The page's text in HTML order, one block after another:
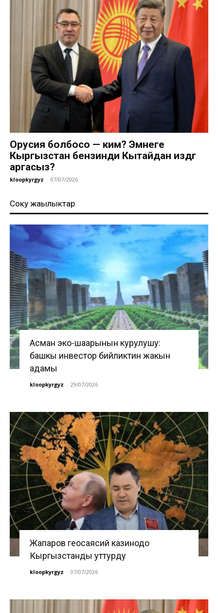
Орусия болбосо — ким? Эмнеге
Кыргызстан бензинди Кытайдан издөөгө
аргасыз?
kloopkyrgyz - 07/07/2026
Соңку жаңылыктар
Асман эко-шаарынын курулушу:
башкы инвестор бийликтин жакын
адамы
kloopkyrgyz - 29/07/2026
Жапаров геосаясий казинодо
Кыргызстанды уттурду
kloopkyrgyz - 07/07/2026